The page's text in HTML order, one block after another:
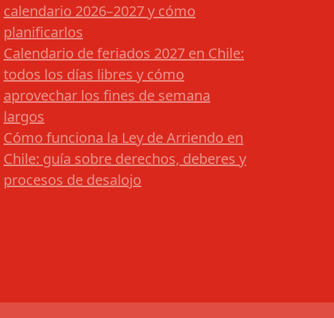
calendario 2026–2027 y cómo
planificarlos
Calendario de feriados 2027 en Chile:
todos los días libres y cómo
aprovechar los fines de semana
largos
Cómo funciona la Ley de Arriendo en
Chile: guía sobre derechos, deberes y
procesos de desalojo